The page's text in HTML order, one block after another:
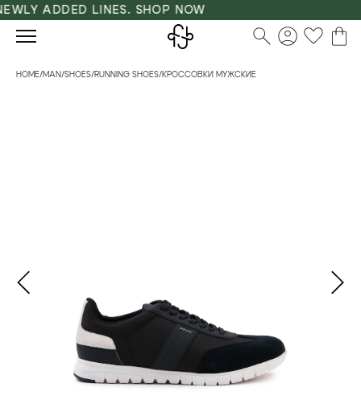
ADDED LINES. SHOP NOW
HOME/MAN/SHOES/RUNNING SHOES/КРОССОВКИ МУЖСКИЕ